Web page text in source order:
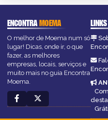
ENCONTRAMOEMA
O melhor de Moema num só
lugar! Dicas, onde ir, o que
fazer, as melhores
empresas, locais, serviços e
muito mais no guia Encontra
Moema.
Com